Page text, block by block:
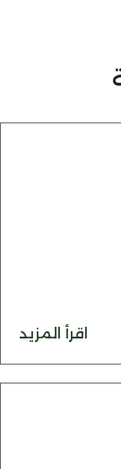
اقرأ المزيد